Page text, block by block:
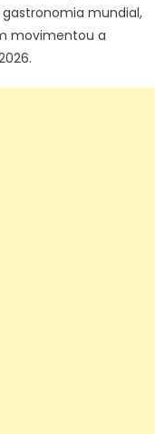
mundial,
movimentou a